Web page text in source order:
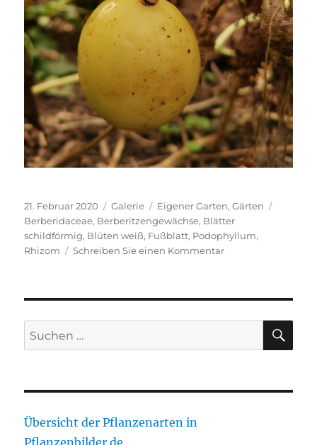
Veröffentlicht
am
21. Februar 2020 Format
Galerie Kategorien
Eigener Garten,Gärten
Berberidaceae, Berberitzengewächse, Blätter
schildförmig, Blüten weiß, Fußblatt, Podophyllum,
Rhizom
Schreiben Sie einen Kommentarzu
Suche
nach:
Übersicht der Pflanzenarten in